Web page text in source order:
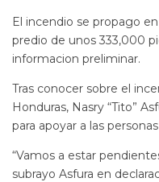
El incendio se propago
predio de unos 333,000
informacion preliminar.
Tras conocer sobre el
Honduras, Nasry “Tito”
para apoyar a las
“Vamos a estar
subrayo Asfura en